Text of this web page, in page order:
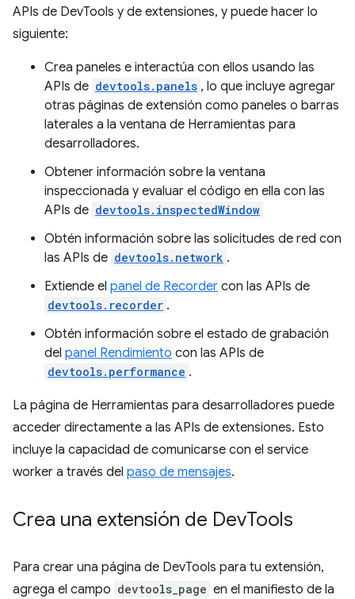
APIs de DevTools y de extensiones, y puede hacer lo
siguiente:
Crea paneles e interactúa con ellos usando las
APIs de devtools.panels , lo que incluye agregar
otras páginas de extensión como paneles o barras
laterales a la ventana de Herramientas para
desarrolladores.
Obtener información sobre la ventana
inspeccionada y evaluar el código en ella con las
APIs de devtools.inspectedWindow
Obtén información sobre las solicitudes de red con
las APIs de devtools.network .
Extiende el panel de Recorder con las APIs de
devtools.recorder .
Obtén información sobre el estado de grabación
del panel Rendimiento con las APIs de
devtools.performance .
La página de Herramientas para desarrolladores puede
acceder directamente a las APIs de extensiones. Esto
incluye la capacidad de comunicarse con el service
worker a través del paso de mensajes.
Crea una extensión de DevTools
Para crear una página de DevTools para tu extensión,
agrega el campo devtools_page en el manifiesto de la